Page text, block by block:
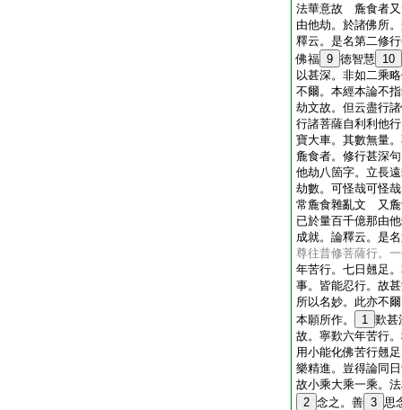
法華意故 麁食者又
由他劫。於諸佛所
釋云。是名第二修
佛福 9 徳智慧 10
以甚深。非如二乘
不爾。本經本論不
劫文故。但云盡行
行諸菩薩自利利他
寶大車。其數無量
麁食者。修行甚深
他劫八箇字。立長
劫數。可怪哉可怪
常麁食雜亂文 又麁
已於量百千億那由
成就。論釋云。是
尊往昔修菩薩行。
年苦行。七日翹足
事。皆能忍行。故
所以名妙。此亦不
本願所作。
1 歎甚
故。寧歎六年苦行
用小能化佛苦行翹
樂精進。豈得論同
故小乘大乘一乘。
2 念之。善 3 思